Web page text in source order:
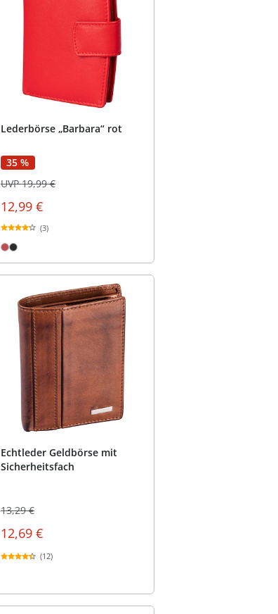
Lederbörse „Barbara“ rot
35 %
12,99 €
UVP 19,99 €
(3)
Echtleder Geldbörse mit
Sicherheitsfach
13,29 €
12,69 €
(12)